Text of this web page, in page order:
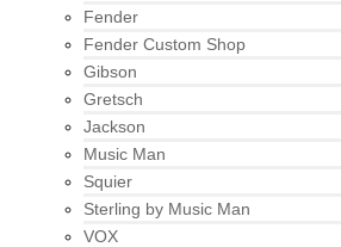
Fender
Fender Custom Shop
Gibson
Gretsch
Jackson
Music Man
Squier
Sterling by Music Man
VOX